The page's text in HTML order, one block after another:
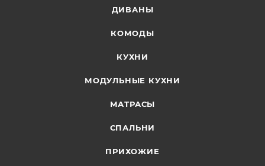
ДИВАНЫ
КОМОДЫ
КУХНИ
МОДУЛЬНЫЕ КУХНИ
МАТРАСЫ
СПАЛЬНИ
ПРИХОЖИЕ